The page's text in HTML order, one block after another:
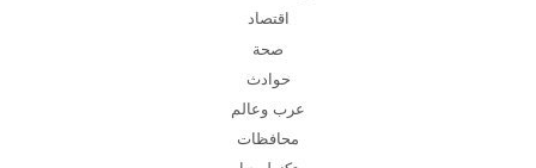
اقتصاد
صحة
حوادث
عرب وعالم
محافظات